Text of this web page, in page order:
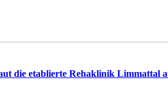
die etablierte Rehaklinik Limmattal